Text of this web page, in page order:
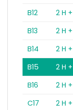
B12
2 H
B13
2 H
B14
2 H
B15
2 H
B16
2 H
C17
2 H